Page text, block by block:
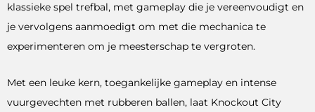
klassieke spel trefbal, met gameplay die je vereenvoudigt en
je vervolgens aanmoedigt om met die mechanica te
experimenteren om je meesterschap te vergroten.
Met een leuke kern, toegankelijke gameplay en intense
vuurgevechten met rubberen ballen, laat Knockout City